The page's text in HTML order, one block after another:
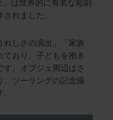
は世界的に有名な彫刻
れました。
れしさの演出」「家族
おり、子どもを抱き
す。オブジェ周辺はさ
、ツーリングの記念撮